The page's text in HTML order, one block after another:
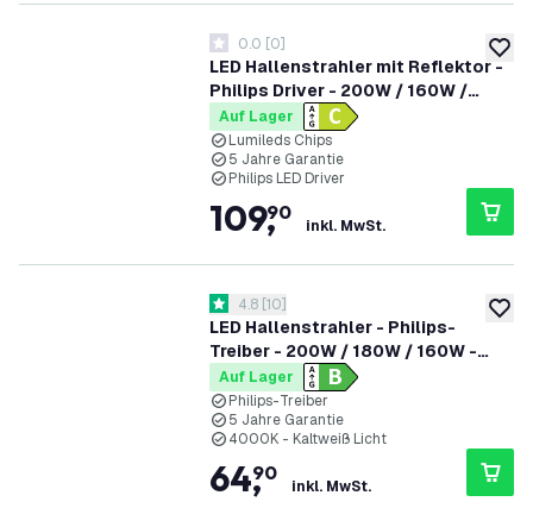
zur
LED Hallenstrahler mit Reflektor -
Philips Driver - 200W / 160W /
120W - 90° - 175lm/W - 4000K -
IP65 - Dimmbar - 5 Jahre Garantie -
GS-geprüft
0 Bewertungssterne
0.0 [0]
Auf Lager
Lumileds Chips
5 Jahre Garantie
Philips LED Driver
109,
90
inkl. MwSt.
zur
LED Hallenstrahler - Philips-
Treiber - 200W / 180W / 160W -
185lm/W - 4000K - IP65 - Dimmbar
- 90° - 5 Jahre Garantie
Bewertungsbereich öffnen
4.8 Bewertungssterne
4.8 [10]
Auf Lager
Philips-Treiber
5 Jahre Garantie
4000K - Kaltweiß Licht
64,
90
inkl. MwSt.